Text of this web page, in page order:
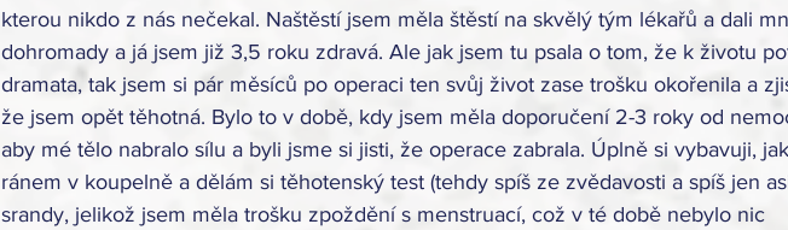
kterou nikdo z nás nečekal. Naštěstí jsem měla štěstí na skvělý tým lékařů a dali
dohromady a já jsem již 3,5 roku zdravá. Ale jak jsem tu psala o tom, že k životu
dramata, tak jsem si pár měsíců po operaci ten svůj život zase trošku okořenila a
že jsem opět těhotná. Bylo to v době, kdy jsem měla doporučení 2-3 roky od
aby mé tělo nabralo sílu a byli jsme si jisti, že operace zabrala. Úplně si vybavuji,
ránem v koupelně a dělám si těhotenský test (tehdy spíš ze zvědavosti a spíš jen
srandy, jelikož jsem měla trošku zpoždění s menstruací, což v té době nebylo nic